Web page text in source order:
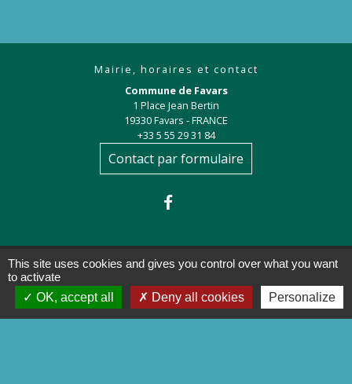
Mairie, horaires et contact
Commune de Favars
1 Place Jean Bertin
19330 Favars - FRANCE
+33 5 55 29 31 84
Contact par formulaire
Liens
This site uses cookies and gives you control over what you want
to activate
OK, accept all
Deny all cookies Personalize